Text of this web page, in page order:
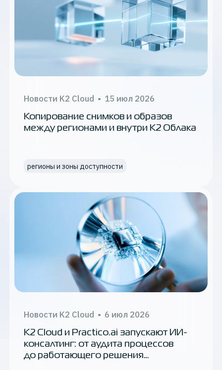
Новости K2 Cloud • 15 июл 2026
Копирование снимков и образов
между регионами и внутри К2 Облака
регионы и зоны доступности
Новости K2 Cloud • 6 июл 2026
K2 Cloud и Practico.ai запускают ИИ-
консалтинг: от аудита процессов
до работающего решения